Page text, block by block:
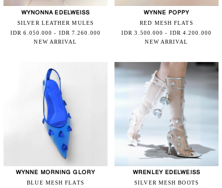
WYNONNA EDELWEISS
SILVER LEATHER MULES
IDR 6.050.000 - IDR 7.260.000
NEW ARRIVAL
WYNNE POPPY
RED MESH FLATS
IDR 3.500.000 - IDR 4.200.000
NEW ARRIVAL
WYNNE MORNING GLORY
BLUE MESH FLATS
WRENLEY EDELWEISS
SILVER MESH BOOTS